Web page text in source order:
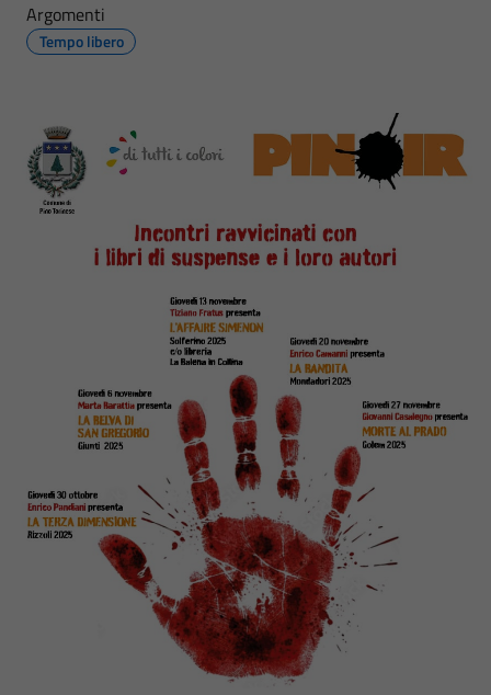
Argomenti
Tempo libero